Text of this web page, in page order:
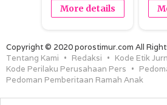
More details
Copyright © 2020 porostimur.com All
Tentang Kami
Redaksi
Kode Etik
Kode Perilaku Perusahaan Pers
Pedoman Pemberitaan Ramah Anak